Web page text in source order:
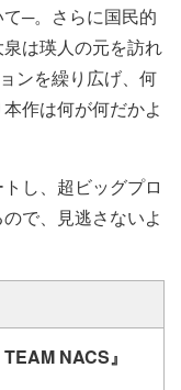
─。さらに国民的
は瑛人の元を訪れ
ンを繰り広げ、何
作は何が何だかよ
し、超ビッグプロ
で、見逃さないよ
NACS』